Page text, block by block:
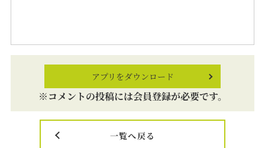
アプリをダウンロード
※コメントの投稿には会員登録が必要です。
一覧へ戻る